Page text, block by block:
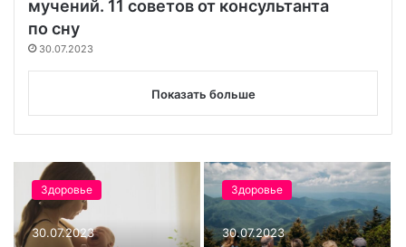
мучений. 11 советов от консультанта
по сну
30.07.2023
Показать больше
Здоровье
30.07.2023
Развлечения
30.07.2023